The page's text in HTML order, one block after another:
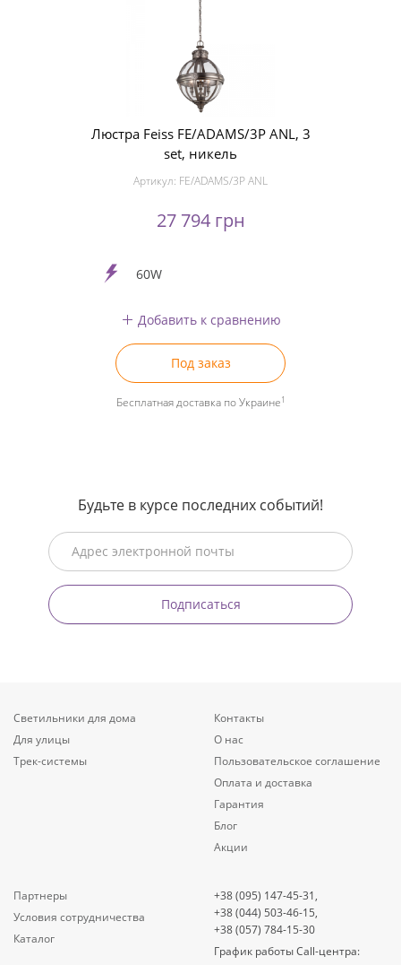
Люстра Feiss FE/ADAMS/3P ANL, 3
set, никель
Артикул: FE/ADAMS/3P ANL
27 794 грн
60W
Добавить к сравнению
Под заказ
Бесплатная доставка по Украине1
Будьте в курсе последних событий!
Подписаться
Светильники для дома
Для улицы
Трек-системы
Контакты
О нас
Пользовательское соглашение
Оплата и доставка
Гарантия
Блог
Акции
Партнеры
Условия сотрудничества
Каталог
+38 (095) 147-45-31,
+38 (044) 503-46-15,
+38 (057) 784-15-30
График работы Call-центра: